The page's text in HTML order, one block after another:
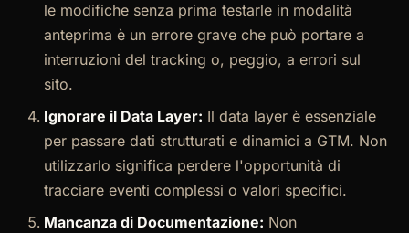
le modifiche senza prima testarle in modalità
anteprima è un errore grave che può portare a
interruzioni del tracking o, peggio, a errori sul
sito.
Ignorare il Data Layer: Il data layer è essenziale
per passare dati strutturati e dinamici a GTM. Non
utilizzarlo significa perdere l'opportunità di
tracciare eventi complessi o valori specifici.
Mancanza di Documentazione: Non